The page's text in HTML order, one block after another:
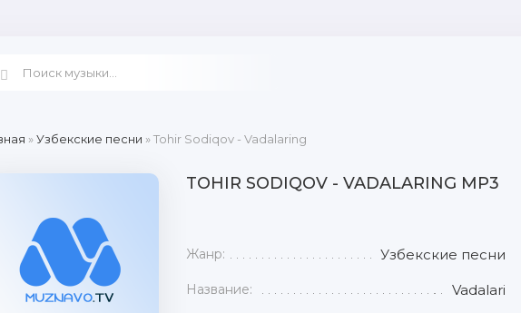
»Узбекские песни » Tohir Sodiqov - Vadalaring
TOHIR SODIQOV - VADALARING MP3
Жанр: Узбекские песни
Название: Vadalari